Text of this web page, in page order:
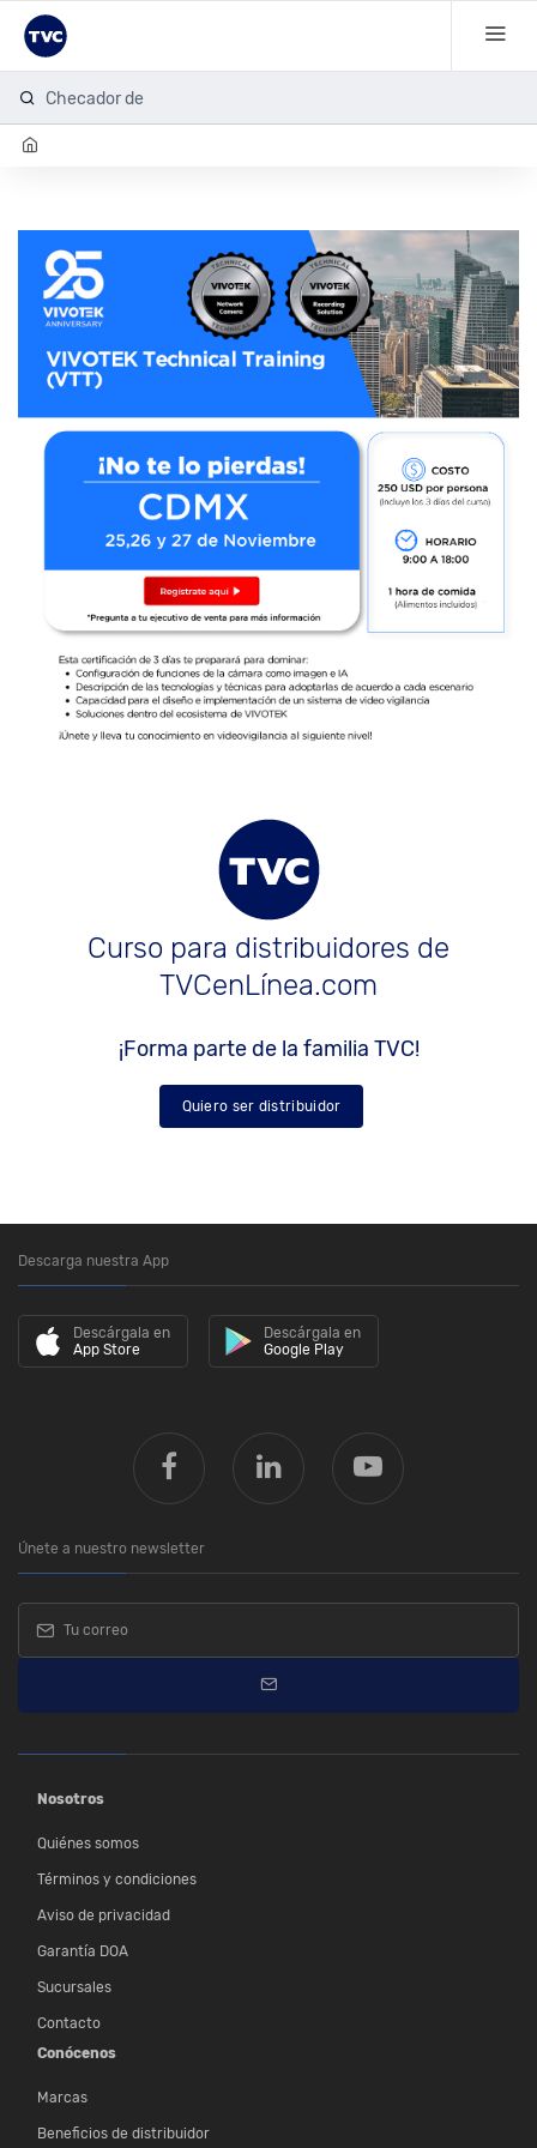
Checador de hu
Curso para distribuidores de
TVCenLínea.com
¡Forma parte de la familia TVC!
Quiero ser distribuidor
Descarga nuestra App
Descárgala en
App Store
Descárgala en
Google Play
Únete a nuestro newsletter
Nosotros
Quiénes somos
Términos y condiciones
Aviso de privacidad
Garantía DOA
Sucursales
Contacto
Conócenos
Marcas
Beneficios de distribuidor